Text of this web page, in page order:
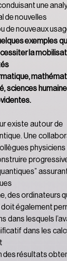
une
de nouvelles
de nouveaux
exemples
la
sciences
existe autour de
Une
des ordinateurs
également
dans lesquels
dans les
des résultats